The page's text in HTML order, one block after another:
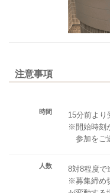
注意事項
時間
15分前より
※開始時刻
参加をご
人数
8対8程度で
※募集締め